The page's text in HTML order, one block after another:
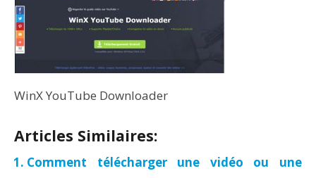
WinX YouTube Downloader
Articles Similaires:
Comment télécharger une vidéo ou une